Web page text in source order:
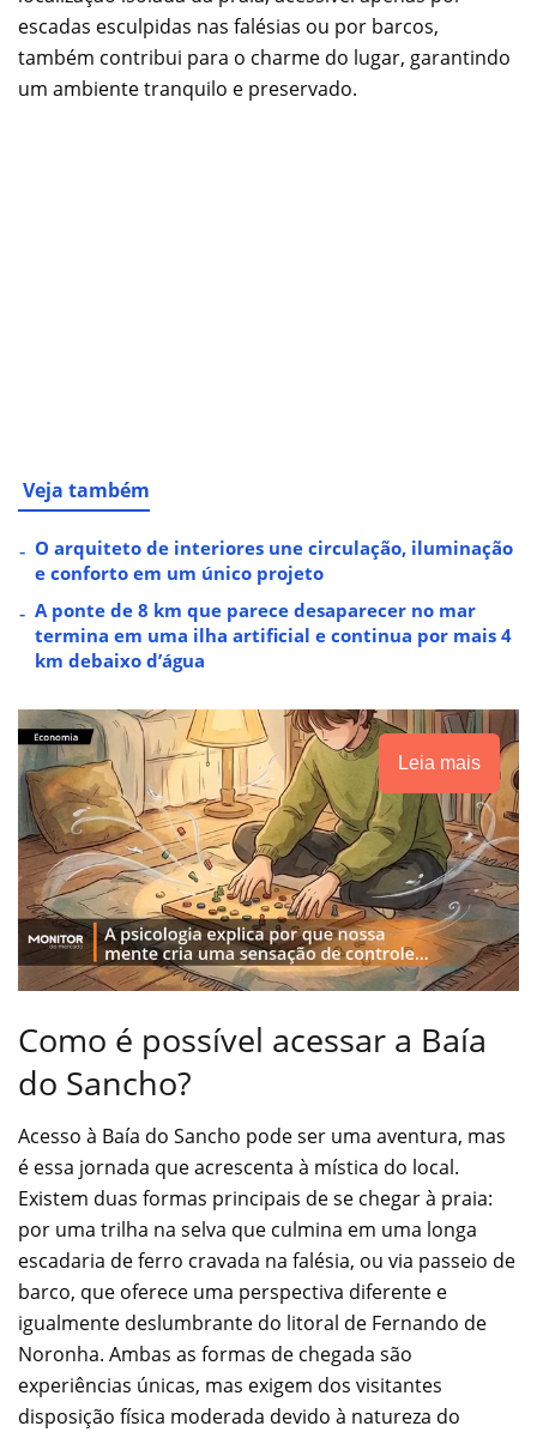
escadas esculpidas nas falésias ou por barcos,
também contribui para o charme do lugar, garantindo
um ambiente tranquilo e preservado.
Veja também
O arquiteto de interiores une circulação, iluminação
e conforto em um único projeto
A ponte de 8 km que parece desaparecer no mar
termina em uma ilha artificial e continua por mais 4
km debaixo d’água
Leia mais
Como é possível acessar a Baía
do Sancho?
Acesso à Baía do Sancho pode ser uma aventura, mas
é essa jornada que acrescenta à mística do local.
Existem duas formas principais de se chegar à praia:
por uma trilha na selva que culmina em uma longa
escadaria de ferro cravada na falésia, ou via passeio de
barco, que oferece uma perspectiva diferente e
igualmente deslumbrante do litoral de Fernando de
Noronha. Ambas as formas de chegada são
experiências únicas, mas exigem dos visitantes
disposição física moderada devido à natureza do